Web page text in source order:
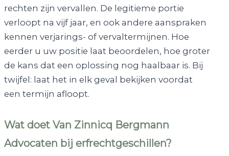
rechten zijn vervallen. De legitieme portie
verloopt na vijf jaar, en ook andere aanspraken
kennen verjarings- of vervaltermijnen. Hoe
eerder u uw positie laat beoordelen, hoe groter
de kans dat een oplossing nog haalbaar is. Bij
twijfel: laat het in elk geval bekijken voordat
een termijn afloopt.
Wat doet Van Zinnicq Bergmann
Advocaten bij erfrechtgeschillen?